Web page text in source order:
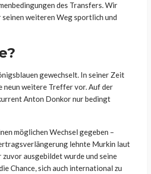
des Transfers. Wir
weiteren Weg sportlich und
gewechselt. In seiner Zeit
neun weitere Treffer vor. Auf der
Anton Donkor nur bedingt
möglichen Wechsel gegeben –
lehnte Murkin laut
zuvor ausgebildet wurde und seine
Chance, sich auch international zu